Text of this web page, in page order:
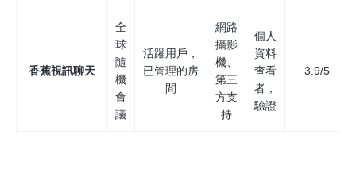
香蕉視訊聊天
全
球
隨
機
會
議
活躍用戶，
已管理的房
間
網路
攝影
機、
第三
方支
持
個人
資料
查看
者，
驗證
3.9/5